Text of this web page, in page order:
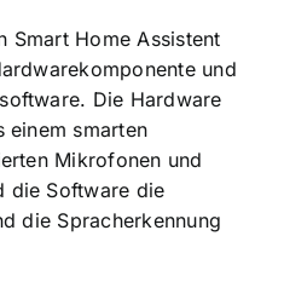
Smart Home Assistent
und
. Die Hardware
einem smarten
Mikrofonen und
die Software die
die Spracherkennung